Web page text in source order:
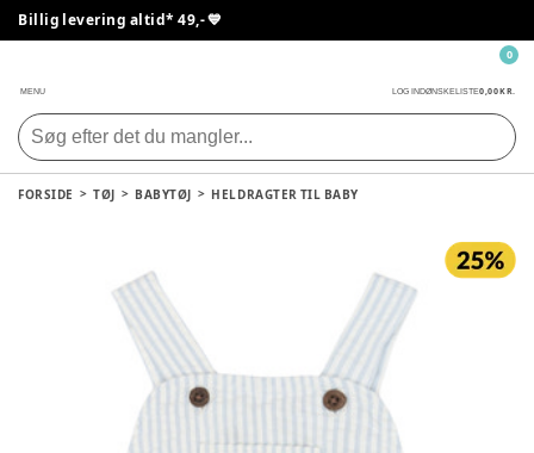
Billig levering altid* 49,- 💙
MENU LOG INDØNSKELISTE0,00 KR.
0
FORSIDE TØJ BABYTØJ HELDRAGTER TIL BABY